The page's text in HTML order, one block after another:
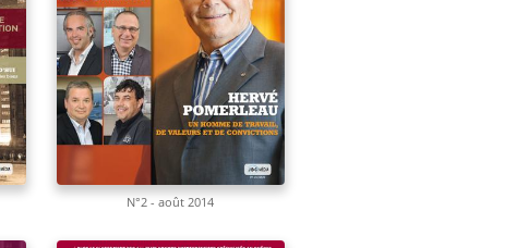
N°2 - août 2014